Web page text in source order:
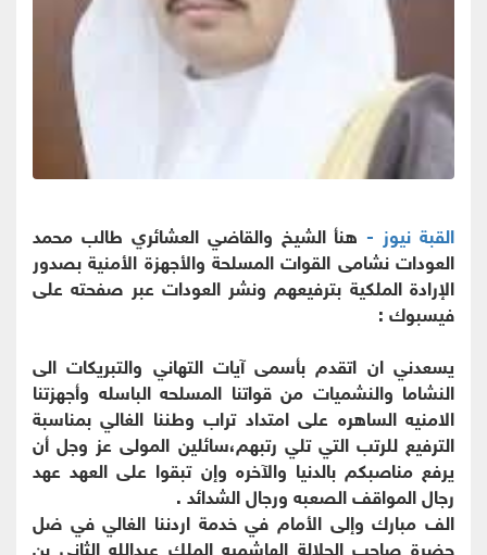
القبة نيوز - هنأ الشيخ والقاضي العشائري طالب محمد
العودات نشامى القوات المسلحة والأجهزة الأمنية بصدور
الإرادة الملكية بترفيعهم ونشر العودات عبر صفحته على
فيسبوك :
يسعدني ان اتقدم بأسمى آيات التهاني والتبريكات الى
النشاما والنشميات من قواتنا المسلحه الباسله وأجهزتنا
الامنيه الساهره على امتداد تراب وطننا الغالي بمناسبة
الترفيع للرتب التي تلي رتبهم،سائلين المولى عز وجل أن
يرفع مناصبكم بالدنيا والآخره وإن تبقوا على العهد عهد
رجال المواقف الصعبه ورجال الشدائد .
الف مبارك وإلى الأمام في خدمة اردننا الغالي في ضل
حضرة صاحب الجلالة الهاشميه الملك عبدالله الثاني بن